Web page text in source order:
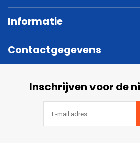
Informatie
Contactgegevens
Inschrijven voor de